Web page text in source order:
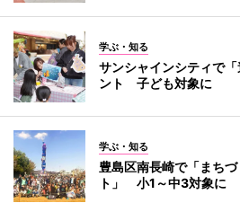
学ぶ・知る
サンシャインシティで
ント 子ども対象に
学ぶ・知る
豊島区南長崎で「まち
ト」 小1～中3対象に